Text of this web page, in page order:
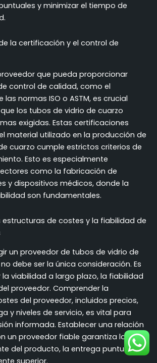
y minimizar el tiempo de
la certificación y el control de
que pueda proporcionar
control de calidad, como el
normas ISO o ASTM, es crucial
los tubos de vidrio de cuarzo
exigidas. Estas certificaciones
material utilizado en la producción de
cuarzo cumple estrictos criterios de
Esto es especialmente
como la fabricación de
y dispositivos médicos, donde la
son fundamentales.
estructuras de costes y la fiabilidad de
un proveedor de tubos de vidrio de
debe ser la única consideración. Es
la viabilidad a largo plazo, la fiabilidad
proveedor. Comprender la
del proveedor, incluidos precios,
y niveles de servicio, es vital para
informada. Establecer una relación
un proveedor fiable garantiza la
del producto, la entrega puntual y
superior.